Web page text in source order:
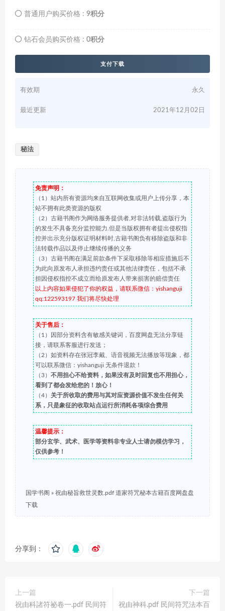
普通用户购买价格 : 9积分
钻石会员购买价格 : 0积分
支付下载
有效期 永久
最近更新 2021年12月02日
秘法
免责声明：
（1）站内所有资源均来自互联网收集或用户上传分享，本
站不拥有此类资源的版权
（2）古籍书阁作为网络服务提供者,对非法转载,盗版行为
的发生不具备充分监控能力.但是当版权拥有者提出侵权指
控并出示充分版权证明材料时,古籍书阁负有移除盗版和非
法转载作品以及停止继续传播的义务
（3）古籍书阁在满足前款条件下采取移除等相应措施后不
为此向原发布人承担违约责任或其他法律责任，包括不承
担因侵权指控不成立而给原发布人带来损害的赔偿责任
以上内容如果侵犯了你的权益，请联系微信：yishanguji
qq:122593197 我们将尽快处理
关于售后：
（1）因部分资料含有敏感关键词，百度网盘无法分享链
接，请联系客服进行发送；
（2）如资料存在张冠李戴、语音视频无法播放等现象，都
可以联系微信：yishanguji 无条件退款！
（3） 不用担心不给资料，如果没有及时回复也不用担心，
看到了都会发给您的！放心！
（4） 关于所收取的费用与其对应资源价值不发生任何关
系，只是象征的收取站点运行所消耗各项综合费用
温馨提示：
部分玄学、武术、医学等资料非专业人士请勿模仿学习，
仅供参考！
国学书阁 » 祝由秘旨救世灵数.pdf 道家符咒秘本古籍百度网盘盘
下载
分享到：
上一篇
祝由科諸符祕卷一.pdf 民间符
下一篇
祝由神科.pdf 民间符咒法本百